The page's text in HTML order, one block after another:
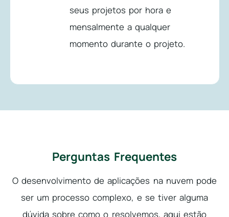
seus projetos por hora e
mensalmente a qualquer
momento durante o projeto.
Perguntas Frequentes
O desenvolvimento de aplicações na nuvem pode
ser um processo complexo, e se tiver alguma
dúvida sobre como o resolvemos, aqui estão